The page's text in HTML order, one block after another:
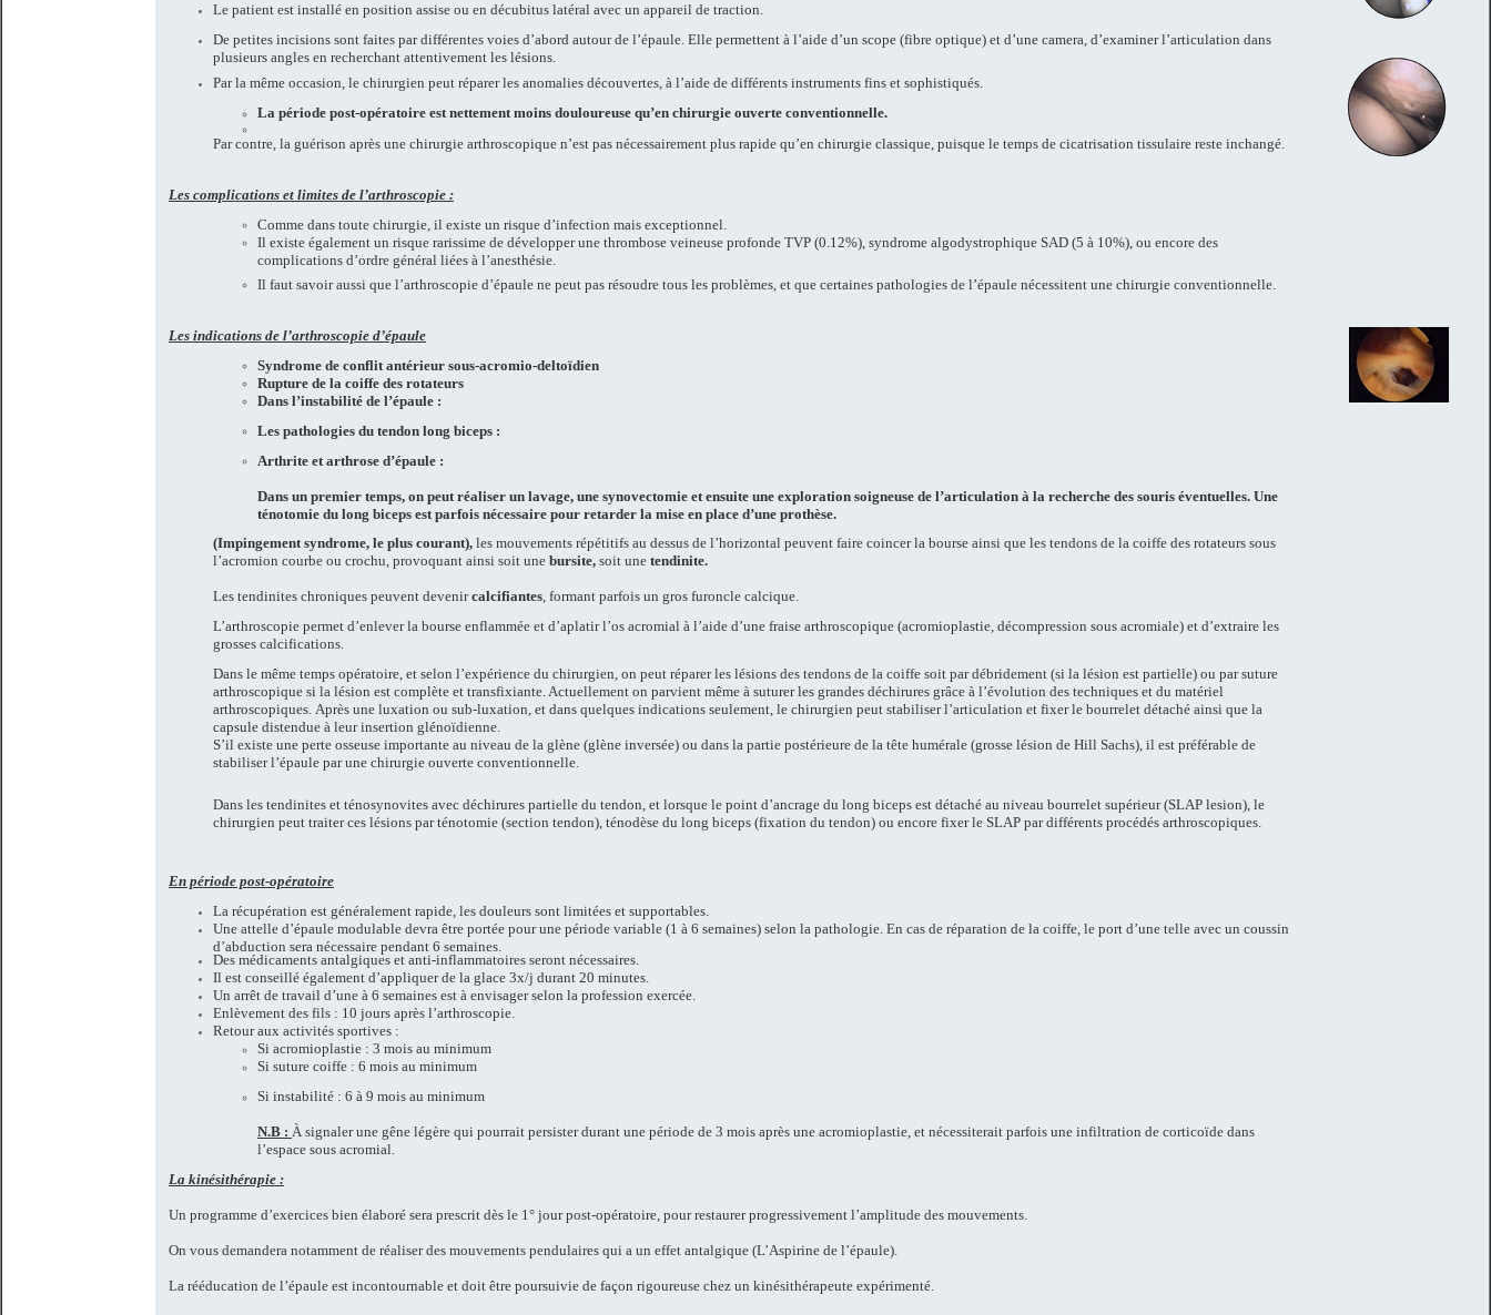
Le patient est installé en position assise ou en décubitus latéral avec un appareil de traction.
De petites incisions sont faites par différentes voies d’abord autour de l’épaule. Elle permettent à l’aide d’un scope (fibre optique) et d’une camera, d’examiner l’articulation dans
plusieurs angles en recherchant attentivement les lésions.
Par la même occasion, le chirurgien peut réparer les anomalies découvertes, à l’aide de différents instruments fins et sophistiqués.
La période post-opératoire est nettement moins douloureuse qu’en chirurgie ouverte conventionnelle.
Par contre, la guérison après une chirurgie arthroscopique n’est pas nécessairement plus rapide qu’en chirurgie classique, puisque le temps de cicatrisation tissulaire reste inchangé.
Les complications et limites de l’arthroscopie :
Comme dans toute chirurgie, il existe un risque d’infection mais exceptionnel.
Il existe également un risque rarissime de développer une thrombose veineuse profonde TVP (0.12%), syndrome algodystrophique SAD (5 à 10%), ou encore des
complications d’ordre général liées à l’anesthésie.
Il faut savoir aussi que l’arthroscopie d’épaule ne peut pas résoudre tous les problèmes, et que certaines pathologies de l’épaule nécessitent une chirurgie conventionnelle.
Les indications de l’arthroscopie d’épaule
Syndrome de conflit antérieur sous-acromio-deltoïdien
Rupture de la coiffe des rotateurs
Dans l’instabilité de l’épaule :
Les pathologies du tendon long biceps :
Arthrite et arthrose d’épaule :
Dans un premier temps, on peut réaliser un lavage, une synovectomie et ensuite une exploration soigneuse de l’articulation à la recherche des souris éventuelles. Une
ténotomie du long biceps est parfois nécessaire pour retarder la mise en place d’une prothèse.
(Impingement syndrome, le plus courant), les mouvements répétitifs au dessus de l’horizontal peuvent faire coincer la bourse ainsi que les tendons de la coiffe des rotateurs sous
l’acromion courbe ou crochu, provoquant ainsi soit une bursite, soit une tendinite.
Les tendinites chroniques peuvent devenircalcifiantes, formant parfois un gros furoncle calcique.
L’arthroscopie permet d’enlever la bourse enflammée et d’aplatir l’os acromial à l’aide d’une fraise arthroscopique (acromioplastie, décompression sous acromiale) et d’extraire les
grosses calcifications.
Dans le même temps opératoire, et selon l’expérience du chirurgien, on peut réparer les lésions des tendons de la coiffe soit par débridement (si la lésion est partielle) ou par suture
arthroscopique si la lésion est complète et transfixiante. Actuellement on parvient même à suturer les grandes déchirures grâce à l’évolution des techniques et du matériel
arthroscopiques. Après une luxation ou sub-luxation, et dans quelques indications seulement, le chirurgien peut stabiliser l’articulation et fixer le bourrelet détaché ainsi que la
capsule distendue à leur insertion glénoïdienne.
S’il existe une perte osseuse importante au niveau de la glène (glène inversée) ou dans la partie postérieure de la tête humérale (grosse lésion de Hill Sachs), il est préférable de
stabiliser l’épaule par une chirurgie ouverte conventionnelle.
Dans les tendinites et ténosynovites avec déchirures partielle du tendon, et lorsque le point d’ancrage du long biceps est détaché au niveau bourrelet supérieur (SLAP lesion), le
chirurgien peut traiter ces lésions par ténotomie (section tendon), ténodèse du long biceps (fixation du tendon) ou encore fixer le SLAP par différents procédés arthroscopiques.
En période post-opératoire
La récupération est généralement rapide, les douleurs sont limitées et supportables.
Une attelle d’épaule modulable devra être portée pour une période variable (1 à 6 semaines) selon la pathologie. En cas de réparation de la coiffe, le port d’une telle avec un coussin
d’abduction sera nécessaire pendant 6 semaines.
Des médicaments antalgiques et anti-inflammatoires seront nécessaires.
Il est conseillé également d’appliquer de la glace 3x/j durant 20 minutes.
Un arrêt de travail d’une à 6 semaines est à envisager selon la profession exercée.
Enlèvement des fils : 10 jours après l’arthroscopie.
Retour aux activités sportives :
Si acromioplastie : 3 mois au minimum
Si suture coiffe : 6 mois au minimum
Si instabilité : 6 à 9 mois au minimum
N.B : À signaler une gêne légère qui pourrait persister durant une période de 3 mois après une acromioplastie, et nécessiterait parfois une infiltration de corticoïde dans
l’espace sous acromial.
La kinésithérapie :
Un programme d’exercices bien élaboré sera prescrit dès le 1° jour post-opératoire, pour restaurer progressivement l’amplitude des mouvements.
On vous demandera notamment de réaliser des mouvements pendulaires qui a un effet antalgique (L’Aspirine de l’épaule).
La rééducation de l’épaule est incontournable et doit être poursuivie de façon rigoureuse chez un kinésithérapeute expérimenté.